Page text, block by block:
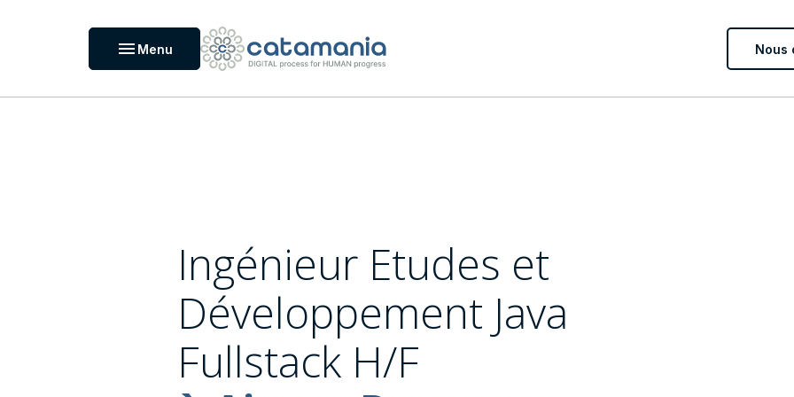
menu Menu Nous
Ingénieur Etudes et
Développement Java
Fullstack H/F